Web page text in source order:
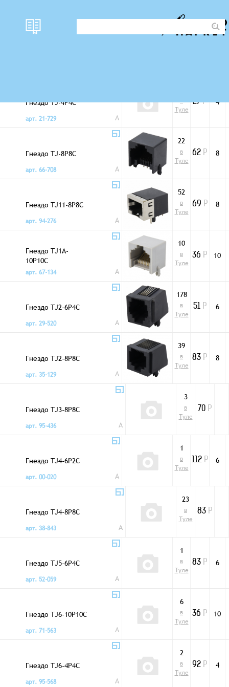
Гнездо TJ-4P4C
арт. 21-729
A
в
Туле
27Р 4
Гнездо TJ-8P8C
арт. 66-708
A
22
в
Туле
62 Р 8
Гнездо TJ11-8P8C
арт. 94-276
A
52
в
Туле
69 Р 8
Гнездо TJ1A-
10P10C
арт. 67-134
A
10
в
Туле
36 Р 10
Гнездо TJ2-6P4C
арт. 29-520
A
178
в
Туле
51 Р 6
Гнездо TJ2-8P8C
арт. 35-129
A
39
в
Туле
83 Р 8
Гнездо TJ3-8P8C
арт. 95-436
A
3
в
Туле
70 Р
Гнездо TJ4-6P2C
арт. 00-020
A
1
в
Туле
112 Р 6
Гнездо TJ4-8P8C
арт. 38-843
A
23
в
Туле
83 Р
Гнездо TJ5-6P4C
арт. 52-059
A
1
в
Туле
83 Р 6
Гнездо TJ6-10P10C
арт. 71-563
A
6
в
Туле
36 Р 10
Гнездо TJ6-4P4C
арт. 95-568
A
2
в
Туле
92 Р 4